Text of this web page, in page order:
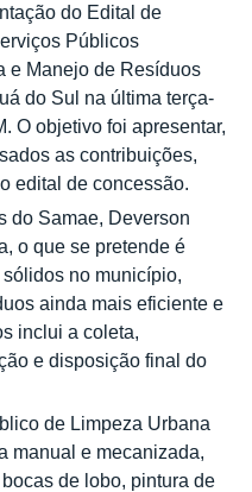
do Edital de
Públicos
e Manejo de Resíduos
do Sul na última terça-
O objetivo foi apresentar,
as contribuições,
edital de concessão.
do Samae, Deverson
o que se pretende é
no município,
ainda mais eficiente e
inclui a coleta,
e disposição final do
de Limpeza Urbana
manual e mecanizada,
de lobo, pintura de